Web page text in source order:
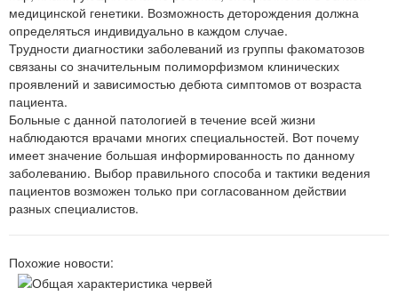
медицинской генетики. Возможность деторождения должна
определяться индивидуально в каждом случае.
Трудности диагностики заболеваний из группы факоматозов
связаны со значительным полиморфизмом клинических
проявлений и зависимостью дебюта симптомов от возраста
пациента.
Больные с данной патологией в течение всей жизни
наблюдаются врачами многих специальностей. Вот почему
имеет значение большая информированность по данному
заболеванию. Выбор правильного способа и тактики ведения
пациентов возможен только при согласованном действии
разных специалистов.
Похожие новости: